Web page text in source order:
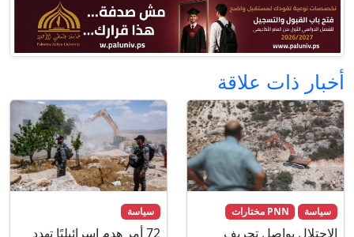
أخبار ذات علاقة
سياسة PNN مختارات
الاحتلال يواصل تجريف
سياسة
72 أمر هدم إسرائيليًا تهدد